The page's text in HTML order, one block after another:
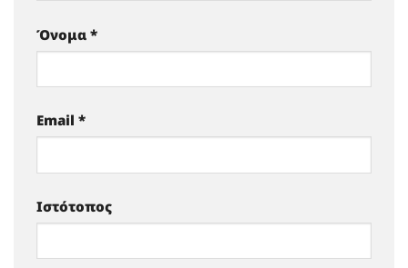
Όνομα *
Email *
Ιστότοπος